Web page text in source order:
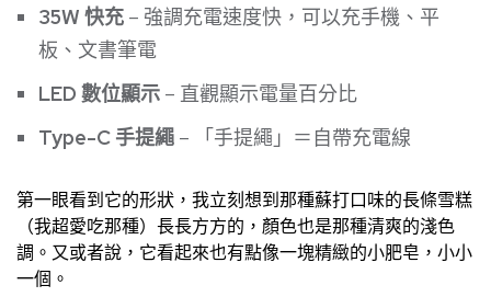
35W 快充 – 強調充電速度快，可以充手機、平
板、文書筆電
LED 數位顯示 – 直觀顯示電量百分比
Type-C 手提繩 – 「手提繩」＝自帶充電線
第一眼看到它的形狀，我立刻想到那種蘇打口味的長條雪糕
（我超愛吃那種）長長方方的，顏色也是那種清爽的淺色
調。又或者說，它看起來也有點像一塊精緻的小肥皂，小小
一個。